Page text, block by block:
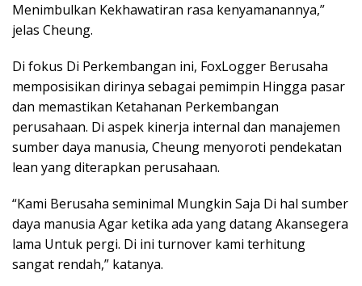
Menimbulkan Kekhawatiran rasa kenyamanannya,”
jelas Cheung.
Di fokus Di Perkembangan ini, FoxLogger Berusaha
memposisikan dirinya sebagai pemimpin Hingga pasar
dan memastikan Ketahanan Perkembangan
perusahaan. Di aspek kinerja internal dan manajemen
sumber daya manusia, Cheung menyoroti pendekatan
lean yang diterapkan perusahaan.
“Kami Berusaha seminimal Mungkin Saja Di hal sumber
daya manusia Agar ketika ada yang datang Akansegera
lama Untuk pergi. Di ini turnover kami terhitung
sangat rendah,” katanya.